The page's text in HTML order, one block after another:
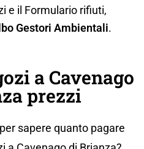
e il Formulario rifiuti,
Gestori Ambientali.
a Cavenago
prezzi
sapere quanto pagare